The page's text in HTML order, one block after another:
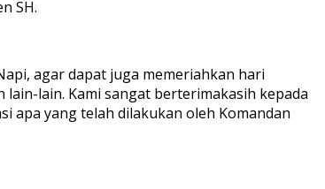
SH.
agar dapat juga memeriahkan hari
lain-lain. Kami sangat berterimakasih kepada
apa yang telah dilakukan oleh Komandan